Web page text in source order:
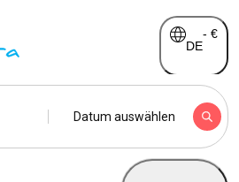
DE
- €
Datum auswählen